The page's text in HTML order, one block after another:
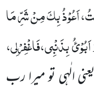
اَعُوْذُ بِکَ مِنْ شَرِّ مَا
بِذَنْبِی،فَاغْفِرْلِی،
یعنی الٰہی تو میرا رب